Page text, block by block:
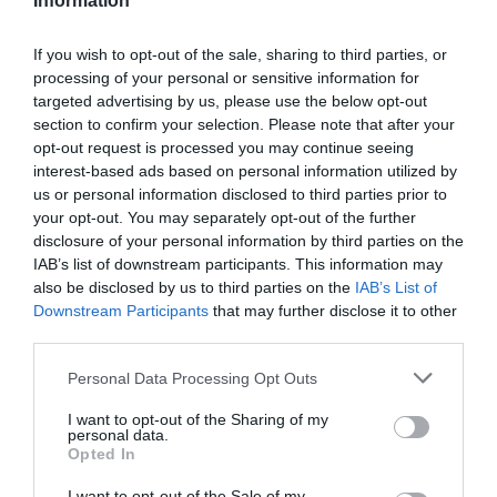
If you wish to opt-out of the sale, sharing to third parties, or
processing of your personal or sensitive information for
targeted advertising by us, please use the below opt-out
section to confirm your selection. Please note that after your
opt-out request is processed you may continue seeing
interest-based ads based on personal information utilized by
us or personal information disclosed to third parties prior to
your opt-out. You may separately opt-out of the further
disclosure of your personal information by third parties on the
IAB’s list of downstream participants. This information may
also be disclosed by us to third parties on the IAB’s List of
Downstream Participants that may further disclose it to other
Personal Data Processing Opt Outs
I want to opt-out of the Sharing of my
personal data.
Opted In
στην εταιρεία της και μάλιστα να δουλέψει το
περιέγραψε το Power Trip σαν ένα τρόπο
να ξεπεράσει η γνώση τις γενιές των ανδρών.
Είναι μια ευκαιρία για όλες τις γυναίκες να
βρεθούν ανάμεσα σε άλλες καταξιωμένες
επαγγελματίες και να ανταλλάξουν ιδέες και
εμπειρίες.
Πριν ξεκινήσει το 4ο Power Trip, η Editor in Chief
του Marie Claire, Anne Fulenwider ενημέρωσε τις
συνέδρια και πως αυτό που θα ακολουθούσε θα
ήταν εντελώς διαφορετικό. Για τις επόμενες
ώρες οι κυρίες θα είχαν την ελευθερία να